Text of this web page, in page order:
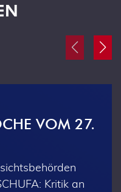
VOM 27.
Kritik an